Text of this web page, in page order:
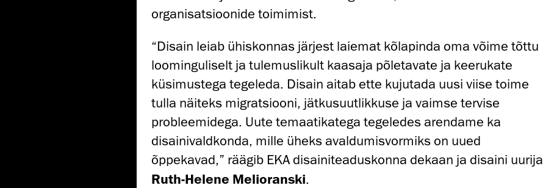
organisatsioonide toimimist.
“Disain leiab ühiskonnas järjest laiemat kõlapinda oma võime tõttu
loominguliselt ja tulemuslikult kaasaja põletavate ja keerukate
küsimustega tegeleda. Disain aitab ette kujutada uusi viise toime
tulla näiteks migratsiooni, jätkusuutlikkuse ja vaimse tervise
probleemidega. Uute temaatikatega tegeledes arendame ka
disainivaldkonda, mille üheks avaldumisvormiks on uued
õppekavad,” räägib EKA disainiteaduskonna dekaan ja disaini uurija
Ruth-Helene Melioranski.